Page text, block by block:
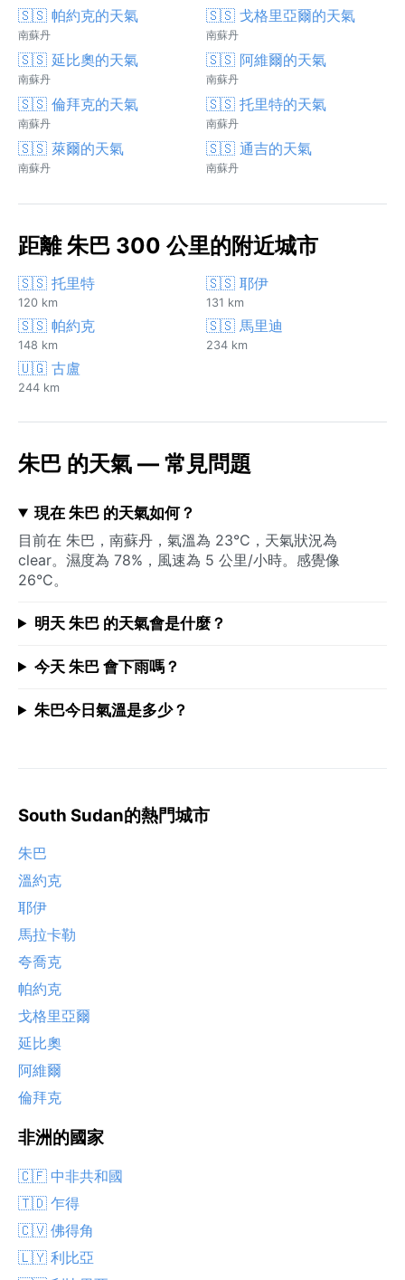
🇸🇸 帕約克的天氣
南蘇丹
🇸🇸 戈格里亞爾的天氣
南蘇丹
🇸🇸 延比奧的天氣
南蘇丹
🇸🇸 阿維爾的天氣
南蘇丹
🇸🇸 倫拜克的天氣
南蘇丹
🇸🇸 托里特的天氣
南蘇丹
🇸🇸 萊爾的天氣
南蘇丹
🇸🇸 通吉的天氣
南蘇丹
距離 朱巴 300 公里的附近城市
🇸🇸 托里特
120 km
🇸🇸 耶伊
131 km
🇸🇸 帕約克
148 km
🇸🇸 馬里迪
234 km
🇺🇬 古盧
244 km
朱巴 的天氣 — 常見問題
現在 朱巴 的天氣如何？
目前在 朱巴，南蘇丹，氣溫為 23°C，天氣狀況為
clear。濕度為 78%，風速為 5 公里/小時。感覺像
26°C。
明天 朱巴 的天氣會是什麼？
今天 朱巴 會下雨嗎？
朱巴今日氣溫是多少？
South Sudan的熱門城市
朱巴
溫約克
耶伊
馬拉卡勒
夸喬克
帕約克
戈格里亞爾
延比奧
阿維爾
倫拜克
非洲的國家
🇨🇫 中非共和國
🇹🇩 乍得
🇨🇻 佛得角
🇱🇾 利比亞